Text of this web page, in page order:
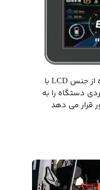
مجهز به پنل چند منظوره از جنس LCD با
دستگاه را به
قرار می دهد